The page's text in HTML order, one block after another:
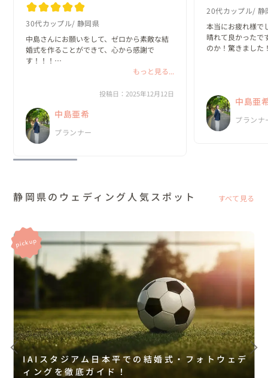
30代カップル 静岡県
中島さんにお願いをして、ゼロから素敵な結
婚式を作ることができて、心から感謝で
す！！！
スタッフの皆さまは全力を尽くして下さり、
自由なゲストと初めての場所と持ち込みスタ
ありがとうございます✨...
もっと見る...
投稿日：2025年12月12日
中島亜希
プランナー
20代カップル 静
本当にお疲れ様で
晴れて良かったで
のか！驚きました
中島亜
プランナ
静岡県のウェディング人気スポット すべて見る
IAIスタジアム日本平での結婚式・フォトウェデ
ィングを徹底ガイド！